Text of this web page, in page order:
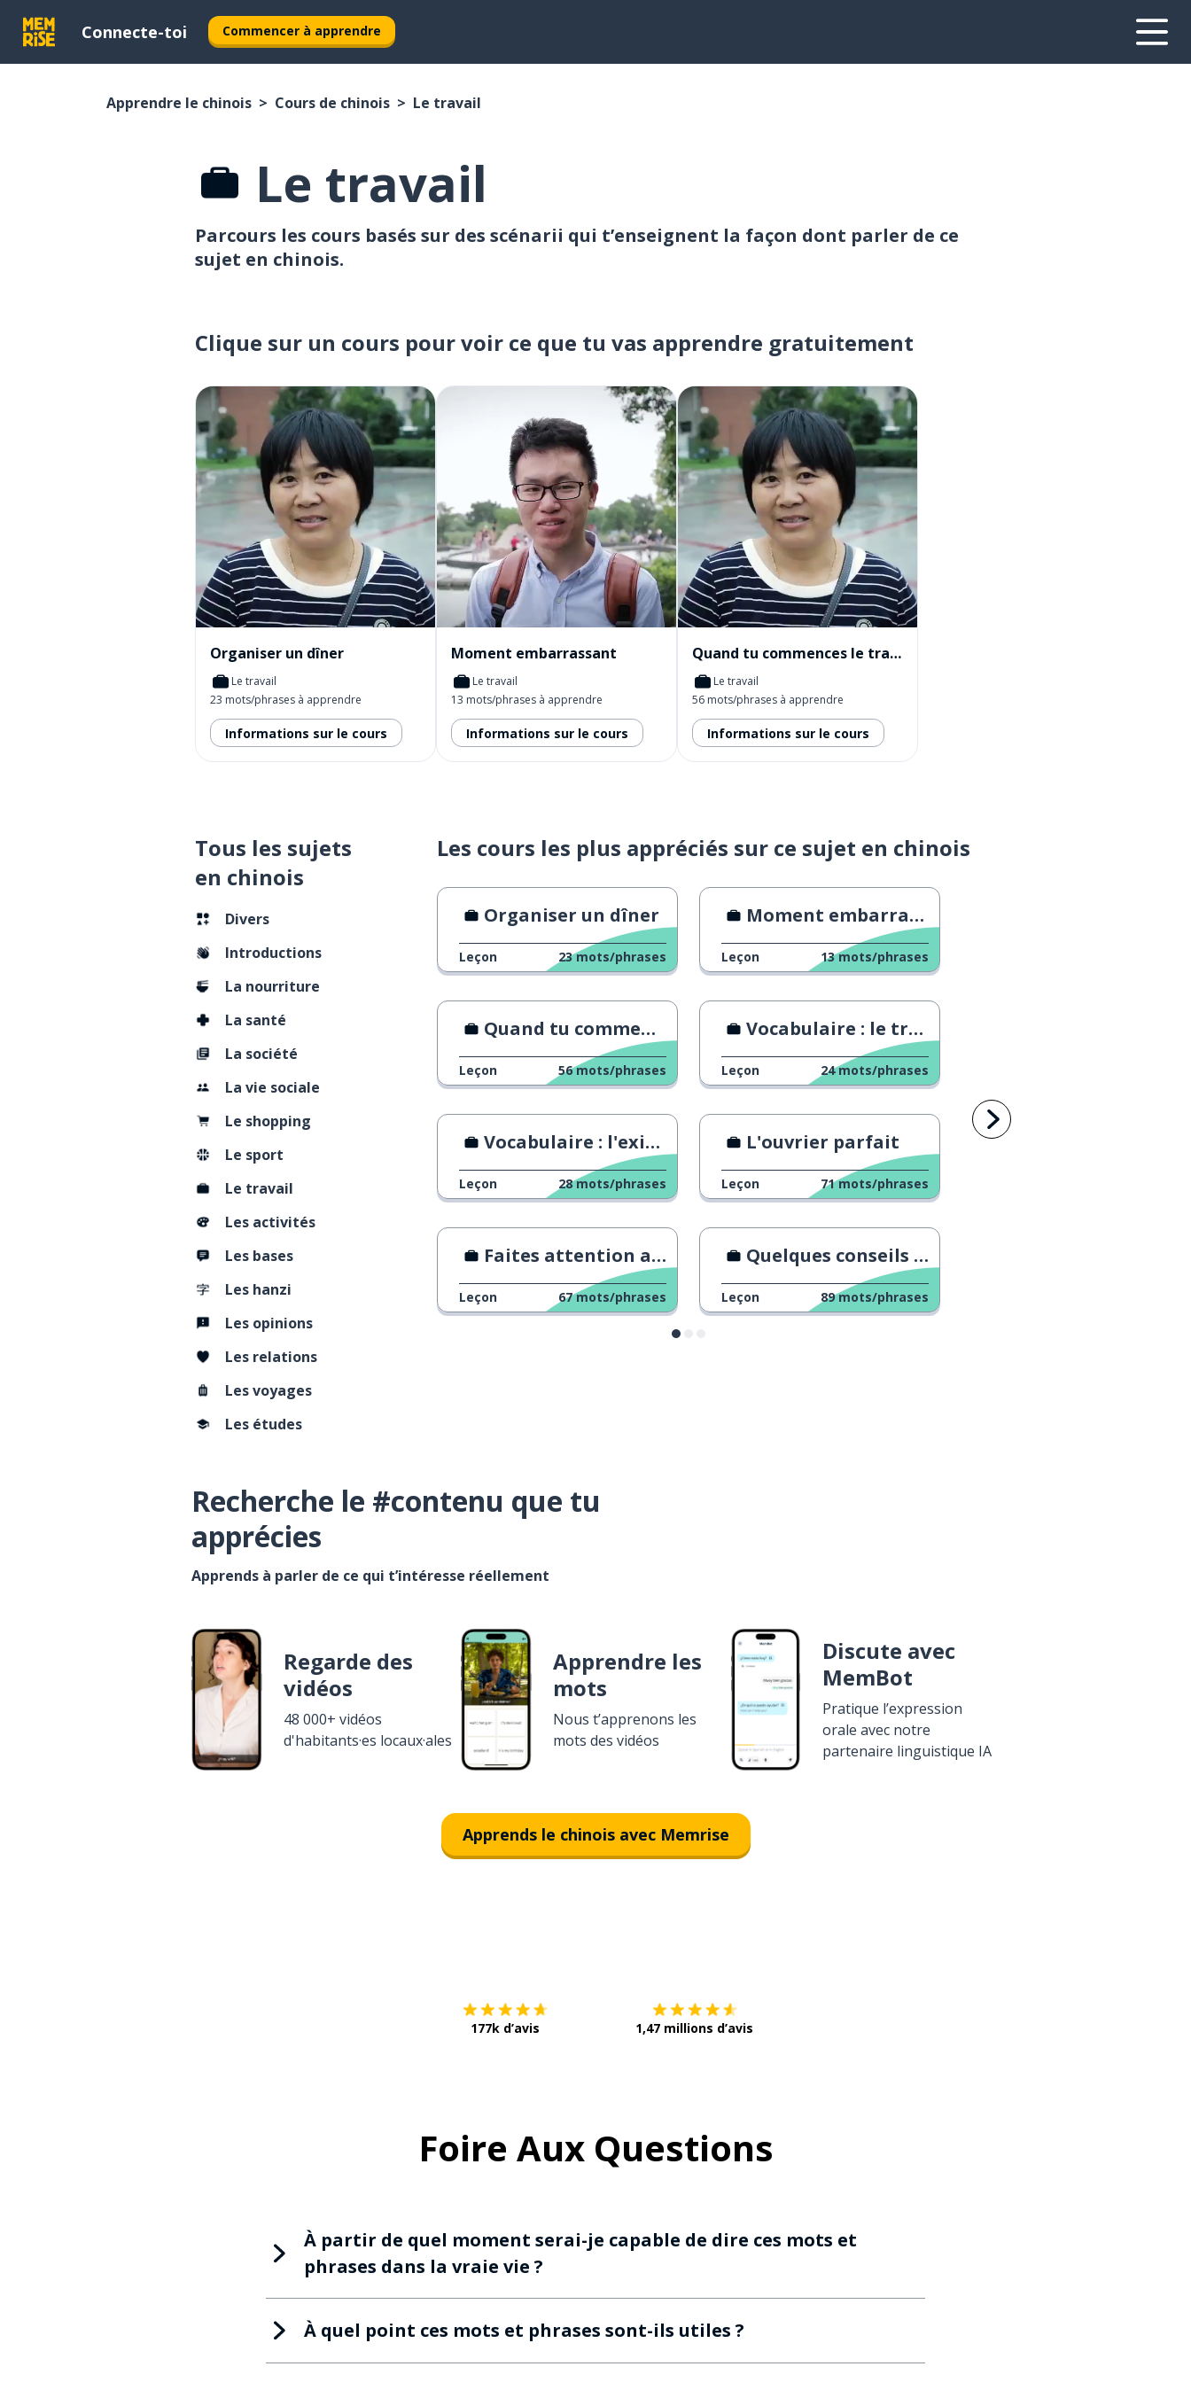
Connecte-toi Commencer à apprendre
Apprendre le chinois Cours de chinois Le travail
Le travail
Parcours les cours basés sur des scénarii qui t’enseignent la façon dont parler de ce
sujet en chinois.
Clique sur un cours pour voir ce que tu vas apprendre gratuitement
Organiser un dîner
Le travail
23 mots/phrases à apprendre
Informations sur le cours
Moment embarrassant
Le travail
13 mots/phrases à apprendre
Informations sur le cours
Quand tu commences le travail vs 10 ans plus tard
Le travail
56 mots/phrases à apprendre
Informations sur le cours
Tous les sujets
en chinois
Divers
Introductions
La nourriture
La santé
La société
La vie sociale
Le shopping
Le sport
Le travail
Les activités
Les bases
Les hanzi
Les opinions
Les relations
Les voyages
Les études
Les cours les plus appréciés sur ce sujet en chinois
Organiser un dîner
Leçon 23 mots/phrases
Moment embarrassant
Leçon 13 mots/phrases
Quand tu commences le travail vs 10 ans plus tard
Leçon 56 mots/phrases
Vocabulaire : le travail et les professions
Leçon 24 mots/phrases
Vocabulaire : l'exigence au travail
Leçon 28 mots/phrases
L'ouvrier parfait
Leçon 71 mots/phrases
Faites attention avant de signer votre contrat !
Leçon 67 mots/phrases
Quelques conseils pour envoyer un CV
Leçon 89 mots/phrases
Recherche le #contenu que tu
apprécies
Apprends à parler de ce qui t’intéresse réellement
Regarde des
vidéos
48 000+ vidéos
d'habitants·es locaux·ales
Apprendre les
mots
Nous t’apprenons les
mots des vidéos
Discute avec
MemBot
Pratique l’expression
orale avec notre
partenaire linguistique IA
Apprends le chinois avec Memrise
177k d’avis 1,47 millions d’avis
Foire Aux Questions
À partir de quel moment serai-je capable de dire ces mots et
phrases dans la vraie vie ?
À quel point ces mots et phrases sont-ils utiles ?